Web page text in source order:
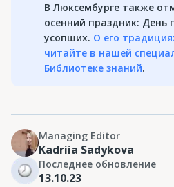
В Люксембурге также
осенний праздник: День
усопших. О его
читайте в нашей
Библиотеке знаний.
Managing Editor
Kadriia Sadykova
Последнее обновление
13.10.23